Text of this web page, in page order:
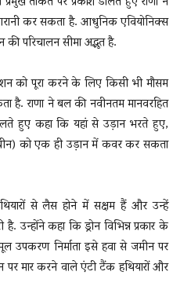
कर सकता है. आधुनिक एवियोनिक्स
की परिचालन सीमा अद्भुत है.
को पूरा करने के लिए किसी भी मौसम
राणा ने बल की नवीनतम मानवरहित
हुए कहा कि यहां से उड़ान भरते हुए,
चीन) को एक ही उड़ान में कवर कर सकता
से लैस होने में सक्षम हैं और उन्हें
उन्होंने कहा कि ड्रोन विभिन्न प्रकार के
उपकरण निर्माता इसे हवा से जमीन पर
पर मार करने वाले एंटी टैंक हथियारों और